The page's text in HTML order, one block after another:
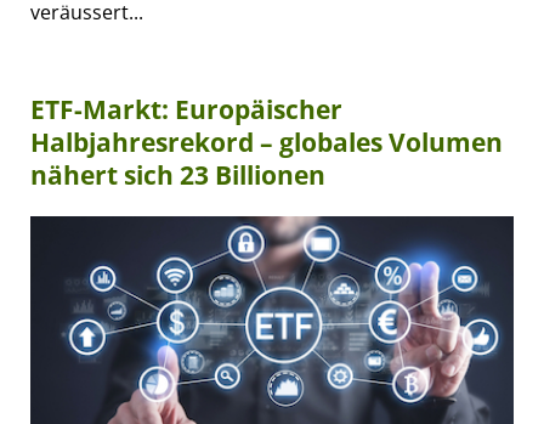
veräussert...
ETF-Markt: Europäischer
Halbjahresrekord – globales Volumen
nähert sich 23 Billionen